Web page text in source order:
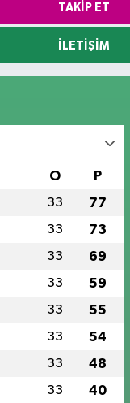
TAKIP ET
İLETIŞIM
O P
33 77
33 73
33 69
33 59
33 55
33 54
33 48
33 40